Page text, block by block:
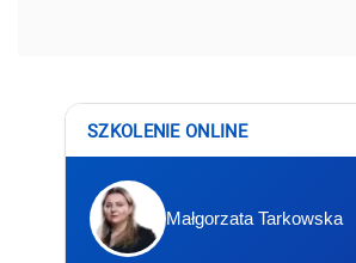
SZKOLENIE ONLINE
Małgorzata Tarkowska